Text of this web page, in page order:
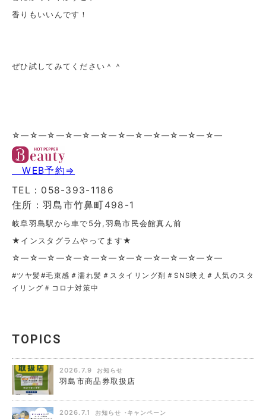
香りもいいんです！
ぜひ試してみてください＾＾
☆—☆—☆—☆—☆—☆—☆—☆—☆—☆—☆—☆—
WEB予約⇒
TEL：058-393-1186
住所：羽島市竹鼻町498-1
岐阜羽島駅から車で5分,羽島市民会館真ん前
★インスタグラムやってます★
☆—☆—☆—☆—☆—☆—☆—☆—☆—☆—☆—☆—
#ツヤ髪#毛束感＃濡れ髪＃スタイリング剤＃SNS映え＃人気のスタ
イリング＃コロナ対策中
TOPICS
2026.7.9 お知らせ
羽島市商品券取扱店
2026.7.1 お知らせ キャンペーン